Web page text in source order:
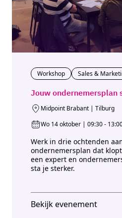
Jouw ondernemersplan
Workshop Sales &
Midpoint Brabant | Tilburg
Wo 14 oktober | 09:30 -
Werk in drie ochtenden
ondernemersplan dat
een expert en
sta je sterker.
Bekijk evenement